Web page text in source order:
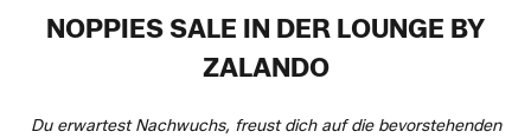
NOPPIES SALE IN DER LOUNGE BY
ZALANDO
Du erwartest Nachwuchs, freust dich auf die bevorstehenden